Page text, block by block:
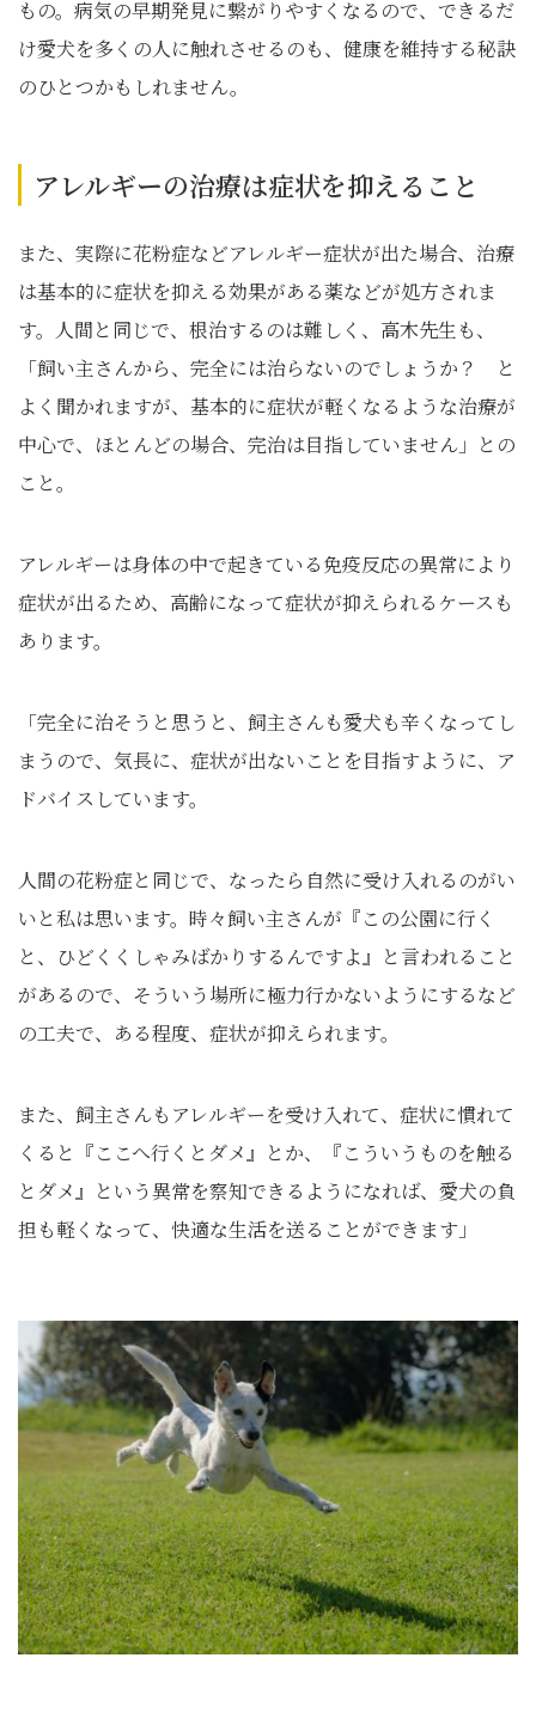
もの。病気の早期発見に繋がりやすくなるので、できるだ
け愛犬を多くの人に触れさせるのも、健康を維持する秘訣
のひとつかもしれません。
アレルギーの治療は症状を抑えること
また、実際に花粉症などアレルギー症状が出た場合、治療
は基本的に症状を抑える効果がある薬などが処方されま
す。人間と同じで、根治するのは難しく、高木先生も、
「飼い主さんから、完全には治らないのでしょうか？ と
よく聞かれますが、基本的に症状が軽くなるような治療が
中心で、ほとんどの場合、完治は目指していません」との
こと。
アレルギーは身体の中で起きている免疫反応の異常により
症状が出るため、高齢になって症状が抑えられるケースも
あります。
「完全に治そうと思うと、飼主さんも愛犬も辛くなってし
まうので、気長に、症状が出ないことを目指すように、ア
ドバイスしています。
人間の花粉症と同じで、なったら自然に受け入れるのがい
いと私は思います。時々飼い主さんが『この公園に行く
と、ひどくくしゃみばかりするんですよ』と言われること
があるので、そういう場所に極力行かないようにするなど
の工夫で、ある程度、症状が抑えられます。
また、飼主さんもアレルギーを受け入れて、症状に慣れて
くると『ここへ行くとダメ』とか、『こういうものを触る
とダメ』という異常を察知できるようになれば、愛犬の負
担も軽くなって、快適な生活を送ることができます」